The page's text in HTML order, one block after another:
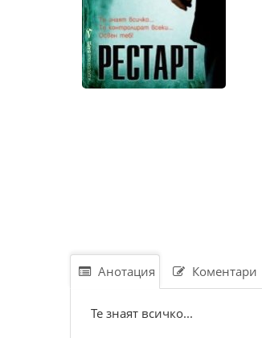
Анотация Коментари
Те знаят всичко...